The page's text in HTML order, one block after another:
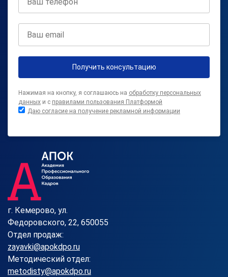
Получить консультацию
Нажимая на кнопку, я соглашаюсь на обработку персональных
данных и с правилами пользования Платформой
Даю согласие на получение рекламной информации
г. Кемерово, ул.
Федоровского, 22, 650055
Отдел продаж:
zayavki@apokdpo.ru
Методический отдел:
metodisty@apokdpo.ru